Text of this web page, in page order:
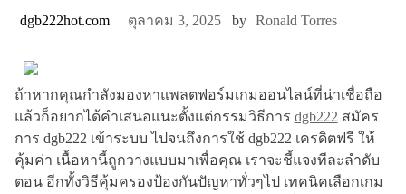
dgb222hot.com ตุลาคม 3, 2025 by Ronald Torres
ถ้าหากคุณกำลังมองหาแพลตฟอร์มเกมออนไลน์ที่น่าเชื่อถือ
แล้วก็อยากได้คำเสนอแนะตั้งแต่กรรมวิธีการ dgb222 สมัคร
การ dgb222 เข้าระบบ ไปจนถึงการใช้ dgb222 เครดิตฟรี ให้
คุ้มค่า เนื้อหานี้ถูกวางแบบมาเพื่อคุณ เราจะชี้แจงทีละลำดับ
ตอน อีกทั้งวิธีคุ้มครองป้องกันปัญหาทั่วๆไป เทคนิคเลือกเกม